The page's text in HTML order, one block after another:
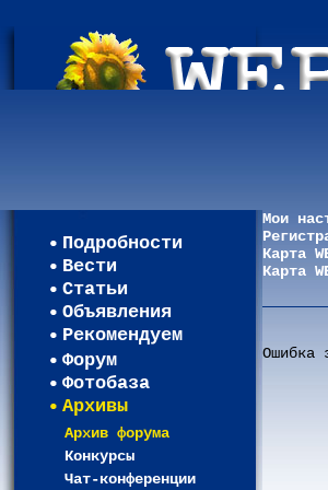
Подробности
Вести
Статьи
Объявления
Рекомендуем
Форум
Фотобаза
Архивы
Архив форума
Конкурсы
Чат-конференции
Мои
Карта
Карта